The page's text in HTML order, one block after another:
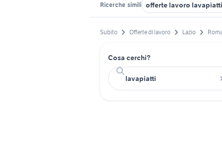
Ricerche simili offerte lavoro
Subito Offerte di lavoro Lazio
Cosa cerchi?